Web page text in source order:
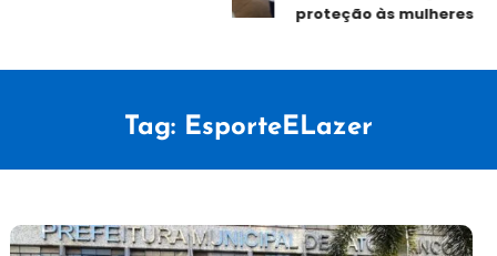
proteção às mulheres
Tag: EsporteELazer